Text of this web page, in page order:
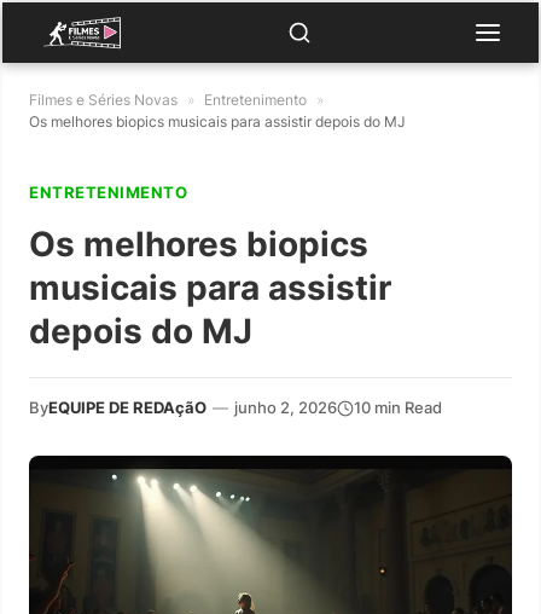
Filmes e Séries Novas » Entretenimento »
Os melhores biopics musicais para assistir depois do MJ
ENTRETENIMENTO
Os melhores biopics
musicais para assistir
depois do MJ
ByEQUIPE DE REDAçãO — junho 2, 2026 10 min Read